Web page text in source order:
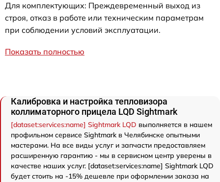
Для комплектующих: Преждевременный выход из
строя, отказ в работе или техническим параметрам
при соблюдении условий эксплуатации.
Показать полностью
Калибровка и настройка тепловизора
коллиматорного прицела LQD Sightmark
[dataset:services:name] Sightmark LQD выполняется в нашем
профильном сервисе Sightmark в Челябинске опытными
мастерами. На все виды услуг и запчасти предоставляем
расширенную гарантию - мы в сервисном центр уверены в
качестве наших услуг. [dataset:services:name] Sightmark LQD
будет стоить на -15% дешевле при оформлении заказа на